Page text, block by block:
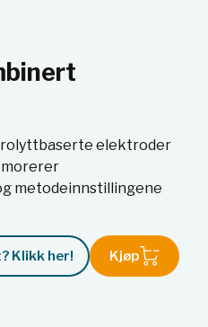
elektroder
metodeinnstillingene
Klikk her! Kjøp